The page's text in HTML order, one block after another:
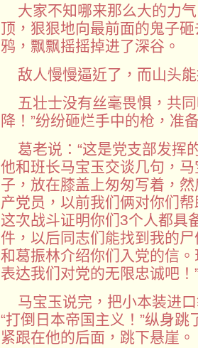
大家不知哪来那么大的力
顶，狠狠地向最前面的鬼子
鸦，飘飘摇摇掉进了深谷。
敌人慢慢逼近了，而山头
五壮士没有丝毫畏惧，共同
降！”纷纷砸烂手中的枪，准
葛老说：“这是党支部发挥
他和班长马宝玉交谈几句，
子，放在膝盖上匆匆写着，
产党员，以前我们俩对你们
这次战斗证明你们3个人都具
件，以后同志们能找到我的
和葛振林介绍你们入党的信
表达我们对党的无限忠诚吧！
马宝玉说完，把小本装进
“打倒日本帝国主义！”纵身
紧跟在他的后面，跳下悬崖。